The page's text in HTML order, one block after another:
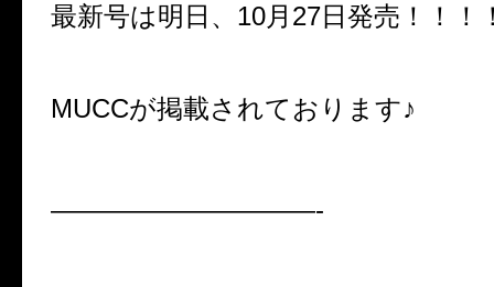
最新号は明日、10月27日発売！！！
MUCCが掲載されております♪
——————————-